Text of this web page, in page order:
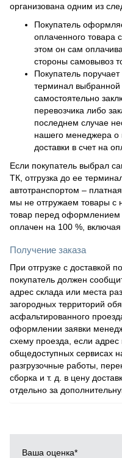
организована одним из
Покупатель
оплаченного товара
этом он сам
стороны самовывоз
Покупатель
терминал
самостоятельно
перевозчика либо
последнем случае
нашего менеджера о
доставки в счет на
Если покупатель выбрал
ТК, отгрузка до ее
автотранспортом –
мы не отгружаем товары
товар перед оформлением
оплачен на 100 %, включая
Получение заказа
При отгрузке с доставкой
покупатель должен
адрес склада или места
загородных территорий
асфальтированного
оформлении заявки
схему проезда, если
общедоступных сервисах
разгрузочные работы,
сборка и т. д. в цену
отдельно за
Ваша оценка*